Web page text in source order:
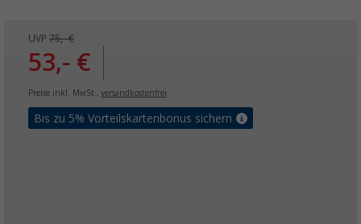
UVP 75,- €
53,- €
Preise inkl. MwSt., versandkostenfrei
Bis zu 5% Vorteilskartenbonus sichern